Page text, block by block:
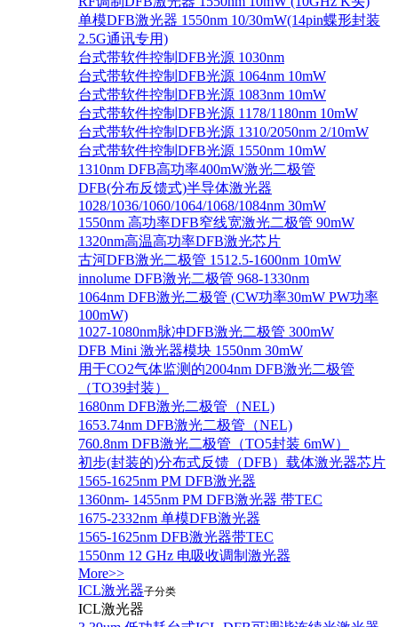
单模DFB激光器 1550nm 10/30mW(14pin蝶形封装
2.5G通讯专用)
台式带软件控制DFB光源 1030nm
台式带软件控制DFB光源 1064nm 10mW
台式带软件控制DFB光源 1083nm 10mW
台式带软件控制DFB光源 1178/1180nm 10mW
台式带软件控制DFB光源 1310/2050nm 2/10mW
台式带软件控制DFB光源 1550nm 10mW
1310nm DFB高功率400mW激光二极管
DFB(分布反馈式)半导体激光器
1028/1036/1060/1064/1068/1084nm 30mW
1550nm 高功率DFB窄线宽激光二极管 90mW
1320nm高温高功率DFB激光芯片
古河DFB激光二极管 1512.5-1600nm 10mW
innolume DFB激光二极管 968-1330nm
1064nm DFB激光二极管 (CW功率30mW PW功率
100mW)
1027-1080nm脉冲DFB激光二极管 300mW
DFB Mini 激光器模块 1550nm 30mW
用于CO2气体监测的2004nm DFB激光二极管
（TO39封装）
1680nm DFB激光二极管（NEL)
1653.74nm DFB激光二极管（NEL)
760.8nm DFB激光二极管（TO5封装 6mW）
初步(封装的)分布式反馈（DFB）载体激光器芯片
1565-1625nm PM DFB激光器
1360nm- 1455nm PM DFB激光器 带TEC
1675-2332nm 单模DFB激光器
1565-1625nm DFB激光器带TEC
1550nm 12 GHz 电吸收调制激光器
More>>
ICL激光器子分类
ICL激光器